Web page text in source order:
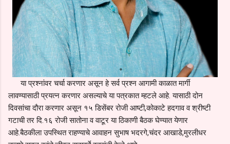
या प्रश्नांवर चर्चा करणार असून हे सर्व प्रश्न आगामी काळात मार्गी
लावण्यासाठी प्रयत्न करणार असल्याचे या पत्रकात म्हटले आहे. यासाठी दोन
दिवसांचा दौरा करणार असून १५ डिसेंबर रोजी आष्टी,कोकाटे हदगाव व श्रीष्टी
गटाची तर दि.१६ रोजी सातोना व वाटूर या ठिकाणी बैठक घेण्यात येणार
आहे.बैठकीला उपस्थित राहण्याचे आवाहन सुभाष भदरगे,चंदर आखाडे,मुरलीधर